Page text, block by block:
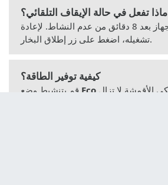
ماذا تفعل في حالة الإيقاف التلقائي؟
يتم إيقاف تشغيل الجهاز بعد 8 دقائق من عدم النشاط. لإعادة
تشغيله، اضغط على زر إطلاق البخار.
كيفية توفير الطاقة؟
Eco